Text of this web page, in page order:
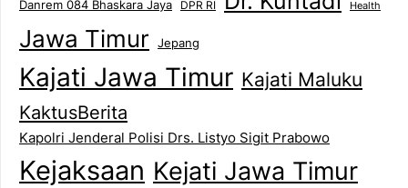
Danrem 084 Bhaskara Jaya DPR RI Health
Jawa Timur Jepang
Kajati Jawa Timur Kajati Maluku
KaktusBerita
Kapolri Jenderal Polisi Drs. Listyo Sigit Prabowo
Kejaksaan Kejati Jawa Timur